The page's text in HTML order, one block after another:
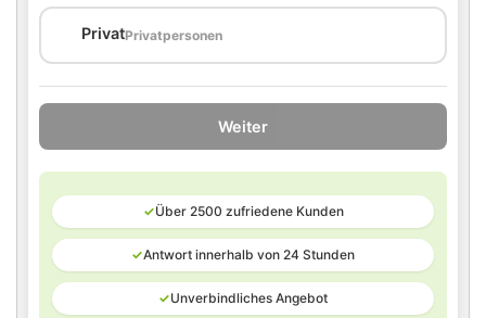
PrivatPrivatpersonen
Weiter
✓Über 2500 zufriedene Kunden
✓Antwort innerhalb von 24 Stunden
✓Unverbindliches Angebot